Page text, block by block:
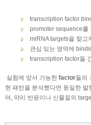
transcription factor
promoter sequence를
miRNA targets을 찾고
관심 있는 영역에
transcription factor들
실험에 앞서 가능한 factor들의
현 패턴을 분석했다면 동일한
며, 약리 반응이나 신물질의